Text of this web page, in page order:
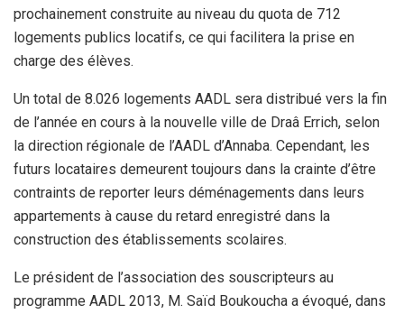
prochainement construite au niveau du quota de 712
logements publics locatifs, ce qui facilitera la prise en
charge des élèves.
Un total de 8.026 logements AADL sera distribué vers la fin
de l’année en cours à la nouvelle ville de Draâ Errich, selon
la direction régionale de l’AADL d’Annaba. Cependant, les
futurs locataires demeurent toujours dans la crainte d’être
contraints de reporter leurs déménagements dans leurs
appartements à cause du retard enregistré dans la
construction des établissements scolaires.
Le président de l’association des souscripteurs au
programme AADL 2013, M. Saïd Boukoucha a évoqué, dans